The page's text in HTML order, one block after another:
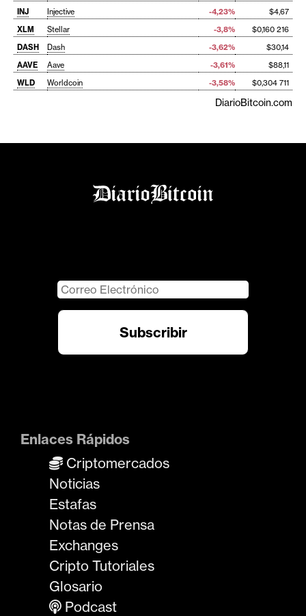
INJ Injective -4,23%
$4,67
XLM
Stellar -3,8%
$0,160 216
DASH
Dash -3,62%
$30,14
AAVE
Aave -3,61%
$88,11
WLD
Worldcoin -3,58% $0,304 711
DiarioBitcoin.com
Enlaces Rápidos
Criptomercados
Noticias
Estafas
Notas de Prensa
Exchanges
Cripto Tutoriales
Glosario
Podcast